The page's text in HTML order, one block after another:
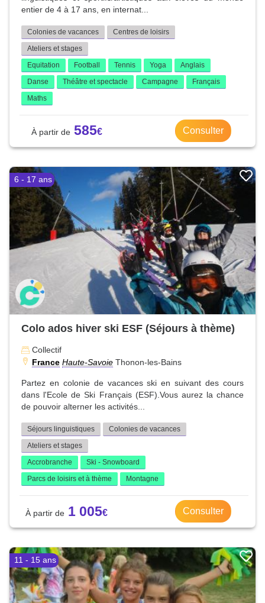
entier de 4 à 17 ans, en internat...
Colonies de vacances
Centres de loisirs
Ateliers et stages
Equitation
Football Tennis Yoga
Anglais
Danse
Théâtre et spectacle Campagne
Français
Maths
585 Consulter
6 - 17 ans
Colo ados hiver ski ESF (Séjours à thème)
Collectif
France Haute-Savoie Thonon-les-Bains
Partez en colonie de vacances ski en suivant des cours
dans l'Ecole de Ski Français (ESF).Vous aurez la chance
de pouvoir alterner les activités...
Séjours linguistiques
Colonies de vacances
Ateliers et stages
Accrobranche
Ski - Snowboard
Parcs de loisirs et à thème
Montagne
1 005 Consulter
11 - 15 ans